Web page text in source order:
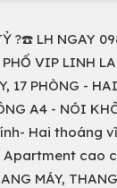
?☎️ LH NGAY
VIP LINH
17 PHÒNG -
A4 - NÓI
Hai thoáng
cao
MÁY,